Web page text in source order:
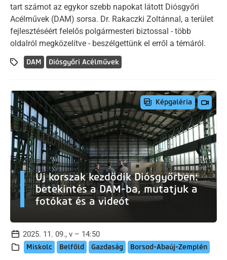
tart számot az egykor szebb napokat látott Diósgyőri
Acélművek (DAM) sorsa. Dr. Rakaczki Zoltánnal, a terület
fejlesztéséért felelős polgármesteri biztossal - több
oldalról megközelítve - beszélgettünk el erről a témáról.
DAM Diósgyőri Acélművek
Képgaléria
Új korszak kezdődik Diósgyőrben:
betekintés a DAM-ba, mutatjuk a
fotókat és a videót
2025. 11. 09., v – 14:50
Miskolc Belföld Gazdaság Borsod-Abaúj-Zemplén